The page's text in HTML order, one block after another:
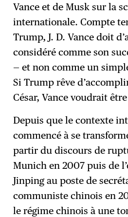
Vance et de Musk sur la
internationale. Compte
Trump, J. D. Vance doit
considéré comme son
— et non comme un
Si Trump rêve
César, Vance voudrait
Depuis que le contexte
commencé à se
partir du discours de
Munich en 2007 puis de
Jinping au poste de
communiste chinois en
le régime chinois à une